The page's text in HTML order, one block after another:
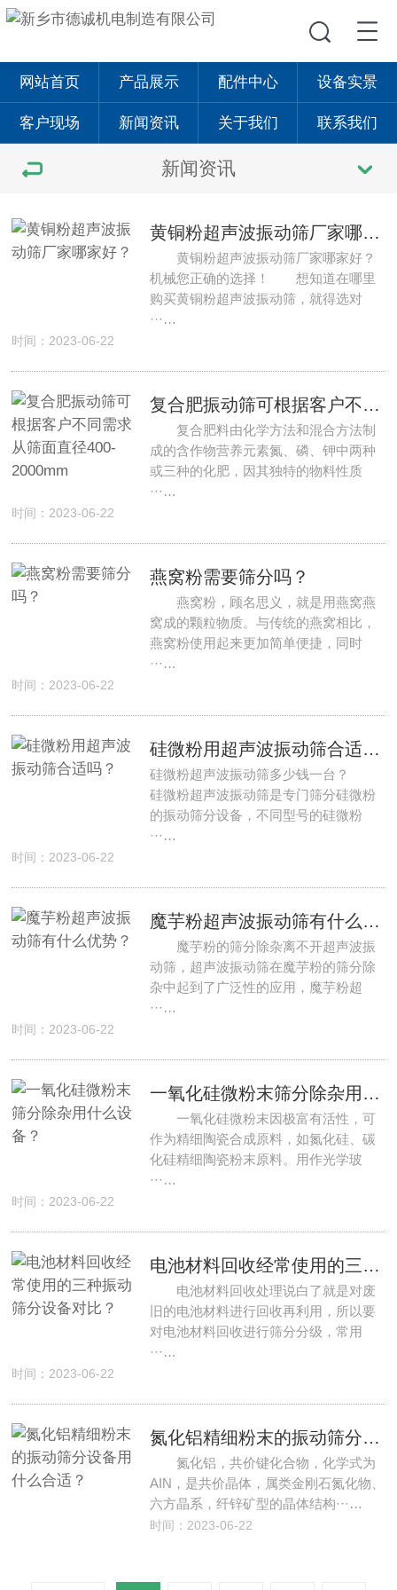
网站首页 产品展示 配件中心 设备实景
客户现场 新闻资讯 关于我们 联系我们
新闻资讯
黄铜粉超声波振动筛厂家哪家好？
黄铜粉超声波振动筛厂家哪家好？
机械您正确的选择！ 想知道在哪里
购买黄铜粉超声波振动筛，就得选对
···…
时间：2023-06-22
复合肥振动筛可根据客户不同需求从筛面直径400-2000mm
复合肥料由化学方法和混合方法制
成的含作物营养元素氮、磷、钾中两种
或三种的化肥，因其独特的物料性质
···…
时间：2023-06-22
燕窝粉需要筛分吗？
燕窝粉，顾名思义，就是用燕窝燕
窝成的颗粒物质。与传统的燕窝相比，
燕窝粉使用起来更加简单便捷，同时
···…
时间：2023-06-22
硅微粉用超声波振动筛合适吗？
硅微粉超声波振动筛多少钱一台？
硅微粉超声波振动筛是专门筛分硅微粉
的振动筛分设备，不同型号的硅微粉
···…
时间：2023-06-22
魔芋粉超声波振动筛有什么优势？
魔芋粉的筛分除杂离不开超声波振
动筛，超声波振动筛在魔芋粉的筛分除
杂中起到了广泛性的应用，魔芋粉超
···…
时间：2023-06-22
一氧化硅微粉末筛分除杂用什么设备？
一氧化硅微粉末因极富有活性，可
作为精细陶瓷合成原料，如氮化硅、碳
化硅精细陶瓷粉末原料。用作光学玻
···…
时间：2023-06-22
电池材料回收经常使用的三种振动筛分设备对比？
电池材料回收处理说白了就是对废
旧的电池材料进行回收再利用，所以要
对电池材料回收进行筛分分级，常用
···…
时间：2023-06-22
氮化铝精细粉末的振动筛分设备用什么合适？
氮化铝，共价键化合物，化学式为
AIN，是共价晶体，属类金刚石氮化物、
六方晶系，纤锌矿型的晶体结构···…
时间：2023-06-22